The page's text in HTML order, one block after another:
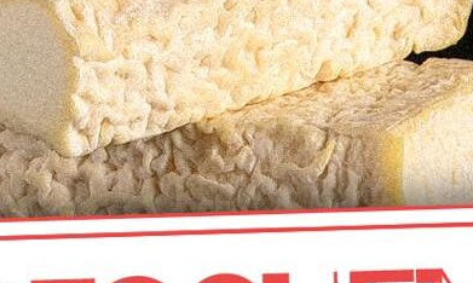
Otros clientes han comprado: